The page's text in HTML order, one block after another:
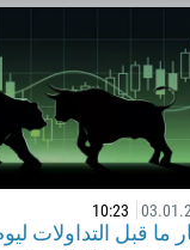
10:23
ما قبل التداولات ليوم 3/1/